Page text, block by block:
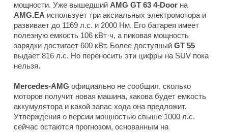
мощности. Уже вышедший AMG GT 63 4-Door на
AMG.EA использует три аксиальных электромотора и
развивает до 1169 л.с. и 2000 Нм. Его батарея имеет
полезную емкость 106 кВт·ч, а пиковая мощность
зарядки достигает 600 кВт. Более доступный GT 55
выдает 816 л.с. Но переносить эти цифры на SUV пока
нельзя.
Mercedes-AMG официально не сообщил, сколько
моторов получит новая машина, какова будет емкость
аккумулятора и какой запас хода она предложит.
Утверждения о версии мощностью свыше 1000 л.с.
сейчас остаются прогнозом, основанным на